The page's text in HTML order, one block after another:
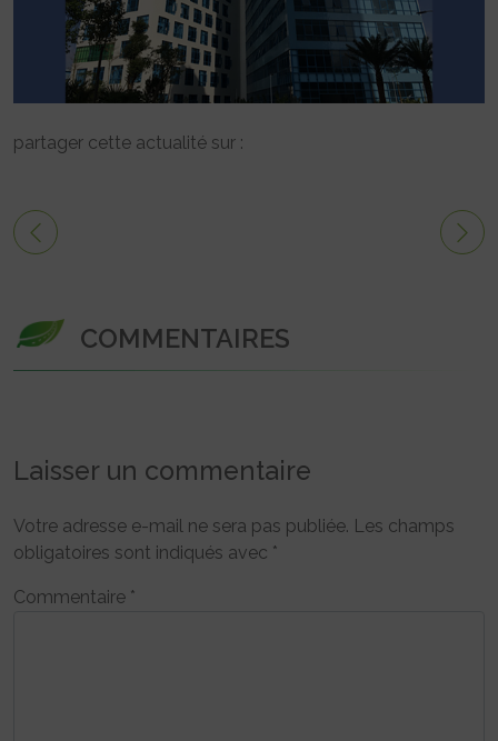
partager cette actualité sur :
COMMENTAIRES
Laisser un commentaire
Votre adresse e-mail ne sera pas publiée. Les champs
obligatoires sont indiqués avec *
Commentaire *